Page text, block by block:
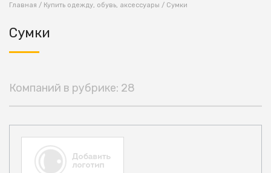
Главная / Купить одежду, обувь, аксессуары / Сумки
Сумки
Компаний в рубрике: 28